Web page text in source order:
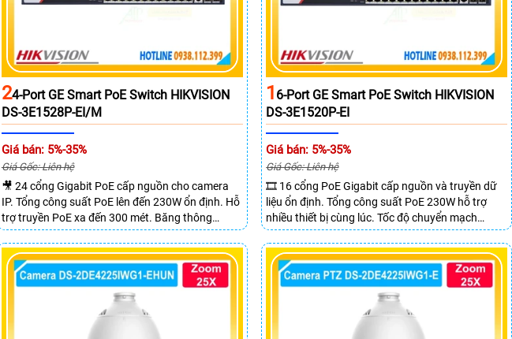
24-Port GE Smart PoE Switch HIKVISION
DS-3E1528P-EI/M
Giá bán: 5%-35%
Giá Gốc: Liên hệ
🎥 24 cổng Gigabit PoE cấp nguồn cho camera
IP. Tổng công suất PoE lên đến 230W ổn định. Hỗ
trợ truyền PoE xa đến 300 mét. Băng thông
chuyển mạch đạt 68 Gbps mạnh mẽ.
1 6-Port GE Smart PoE Switch HIKVISION
DS-3E1520P-EI
Giá bán: 5%-35%
Giá Gốc: Liên hệ
🎞 16 cổng PoE Gigabit cấp nguồn và truyền dữ
liệu ổn định. Tổng công suất PoE 230W hỗ trợ
nhiều thiết bị cùng lúc. Tốc độ chuyển mạch
68Gbps đảm bảo hiệu suất cao ổn định. Hỗ trợ
truyền PoE xa lên đến 300m cho hệ thống
camera.